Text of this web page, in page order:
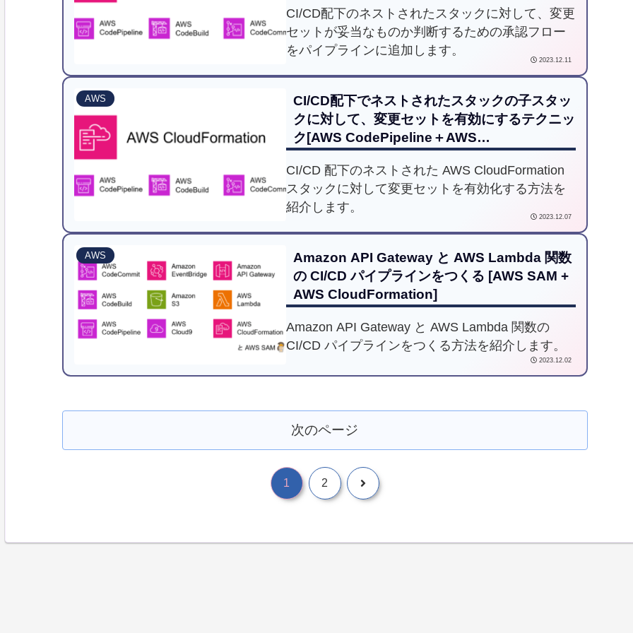
CI/CD配下のネストされたスタックに対して、変更
セットが妥当なものか判断するための承認フロー
をパイプラインに追加します。
2023.12.11
AWS
CI/CD配下でネストされたスタックの子スタッ
クに対して、変更セットを有効にするテクニッ
ク[AWS CodePipeline＋AWS
CI/CD 配下のネストされた AWS CloudFormation
スタックに対して変更セットを有効化する方法を
紹介します。
2023.12.07
AWS
Amazon API Gateway と AWS Lambda 関数
の CI/CD パイプラインをつくる [AWS SAM +
AWS CloudFormation]
Amazon API Gateway と AWS Lambda 関数の
CI/CD パイプラインをつくる方法を紹介します。
2023.12.02
次のページ
1 2